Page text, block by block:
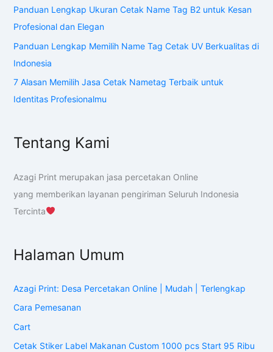
Panduan Lengkap Ukuran Cetak Name Tag B2 untuk Kesan
Profesional dan Elegan
Panduan Lengkap Memilih Name Tag Cetak UV Berkualitas di
Indonesia
7 Alasan Memilih Jasa Cetak Nametag Terbaik untuk
Identitas Profesionalmu
Tentang Kami
Azagi Print merupakan jasa percetakan Online
yang memberikan layanan pengiriman Seluruh Indonesia
Tercinta
Halaman Umum
Azagi Print: Desa Percetakan Online | Mudah | Terlengkap
Cara Pemesanan
Cart
Cetak Stiker Label Makanan Custom 1000 pcs Start 95 Ribu